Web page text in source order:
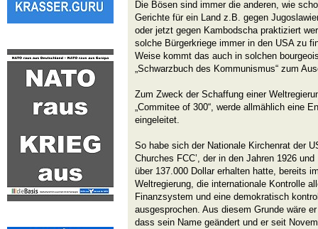
Die Bösen sind immer die anderen, wie
Gerichte für ein Land z.B. gegen
oder jetzt gegen Kambodscha praktiziert
solche Bürgerkriege immer in den USA zu
Weise kommt das auch in solchen
„Schwarzbuch des Kommunismus“ zum
Zum Zweck der Schaffung einer
„Commitee of 300“, werde allmählich eine
eingeleitet.
So habe sich der Nationale Kirchenrat der
Churches FCC’, der in den Jahren 1926
über 137.000 Dollar erhalten hatte, bereits
Weltregierung, die internationale Kontrolle
Finanzsystem und eine demokratisch
ausgesprochen. Aus diesem Grunde wäre
dass sein Name geändert und er seit